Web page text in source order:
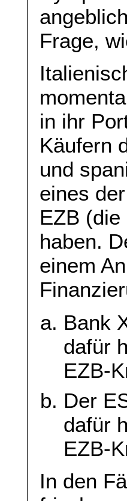
Frage,
in ihr
Käufern
und
eines
EZB
haben.
einem
Bank
dafür
EZB-
Der
dafür
EZB-
In den